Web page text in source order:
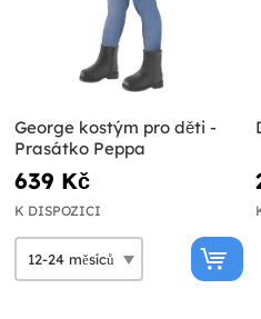
George kostým pro děti -
Prasátko Peppa
639 Kč
K DISPOZICI